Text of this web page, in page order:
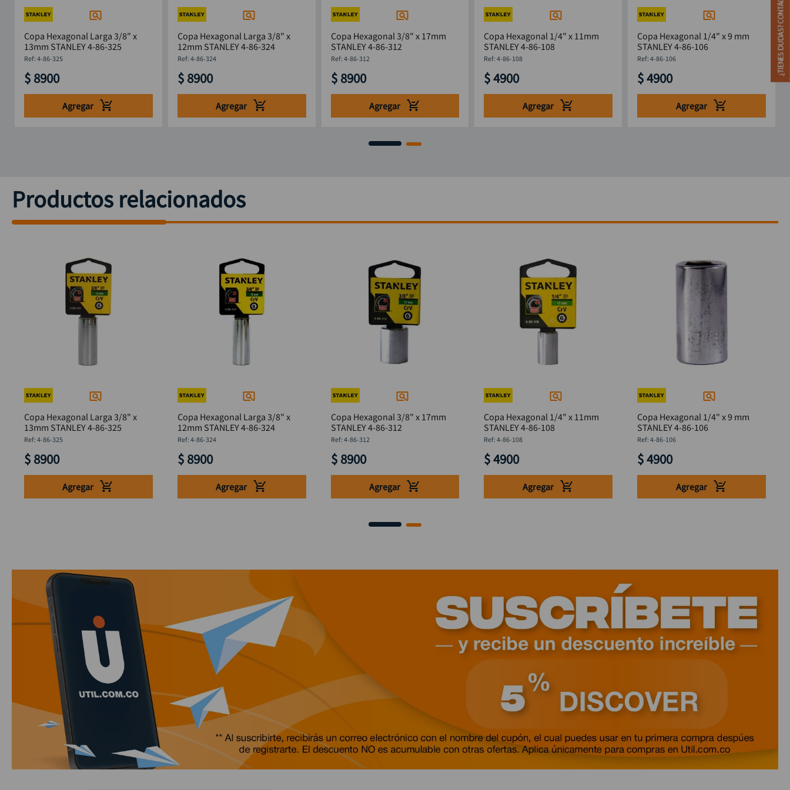
Copa Hexagonal Larga 3/8" x
13mm STANLEY 4-86-325
: 4-86-325
$ 8900
Agregar
Copa Hexagonal Larga 3/8" x
12mm STANLEY 4-86-324
: 4-86-324
$ 8900
Agregar
Copa Hexagonal 3/8" x 17mm
STANLEY 4-86-312
: 4-86-312
$ 8900
Agregar
Copa Hexagonal 1/4" x 11mm
STANLEY 4-86-108
:4-86-108
$4900
Agregar
Copa Hexagonal 1/4" x 9 mm
STANLEY 4-86-106
:4-86-106
$4900
Agregar
Productos relacionados
Copa Hexagonal Larga 3/8" x
13mm STANLEY 4-86-325
: 4-86-325
$ 8900
Agregar
Copa Hexagonal Larga 3/8" x
12mm STANLEY 4-86-324
: 4-86-324
$ 8900
Agregar
Copa Hexagonal 3/8" x 17mm
STANLEY 4-86-312
: 4-86-312
$ 8900
Agregar
Copa Hexagonal 1/4" x 11mm
STANLEY 4-86-108
:4-86-108
$4900
Agregar
Copa Hexagonal 1/4" x 9 mm
STANLEY 4-86-106
:4-86-106
$4900
Agregar